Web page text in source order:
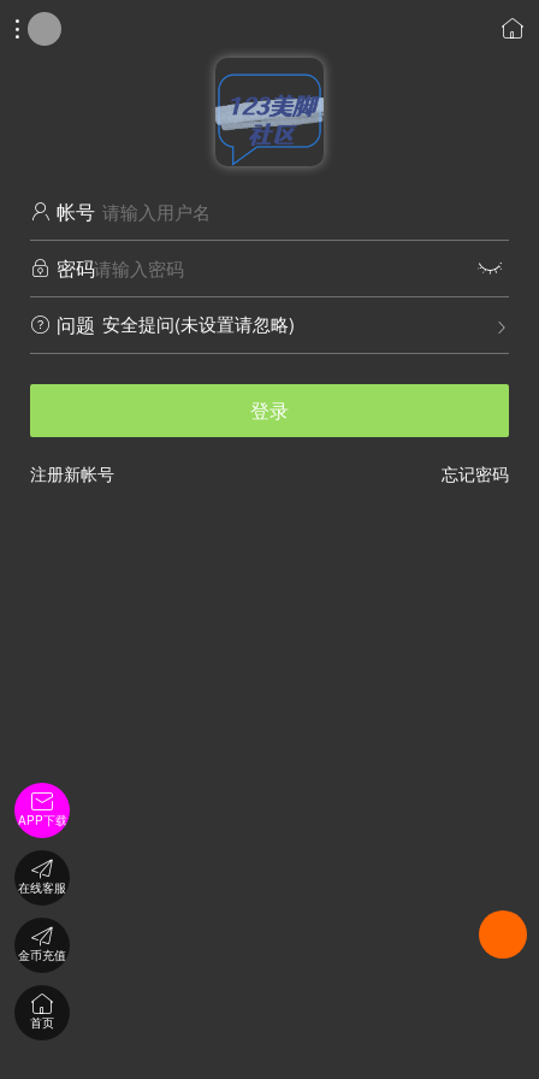
 
 帐号
 密码 
 问题 
安全提问(未设置请忽略)
登录
忘记密码
注册新帐号

APP下载

在线客服

金币充值

首页